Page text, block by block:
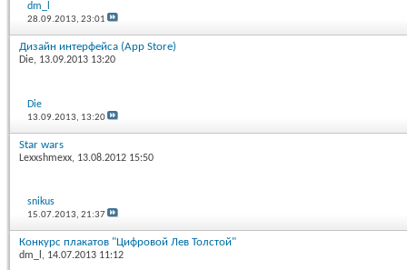
dm_l
28.09.2013,23:01
Дизайн интерфейса (App Store)
Die, 13.09.2013 13:20
Die
13.09.2013, 13:20
Star wars
Lexxshmexx, 13.08.2012 15:50
snikus
15.07.2013,21:37
Конкурс плакатов "Цифровой Лев Толстой"
dm_l , 14.07.2013 11:12